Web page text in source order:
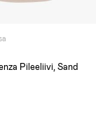
Pileeliivi, Sand